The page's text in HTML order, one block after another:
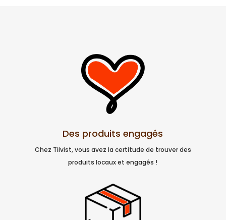
Des produits engagés
Chez Tilvist, vous avez la certitude de trouver des
produits locaux et engagés !